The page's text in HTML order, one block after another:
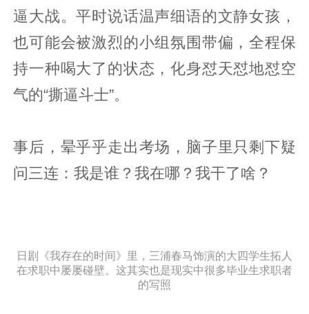
逼大战。平时说话温声细语的文静女孩，
也可能会被激烈的小组氛围带偏，全程保
持一种喝大了的状态，化身怼天怼地怼空
气的“撕逼斗士”。
事后，晕乎乎走出考场，脑子里只剩下疑
问三连：我是谁？我在哪？我干了啥？
日剧《我存在的时间》里，三浦春马饰演的大四学生拓人
在求职中屡屡碰壁。这其实也是现实中很多毕业生求职者
的写照